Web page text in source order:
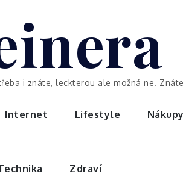
i znáte, leckterou ale možná ne.
Internet Lifestyle Nákupy
Zdraví